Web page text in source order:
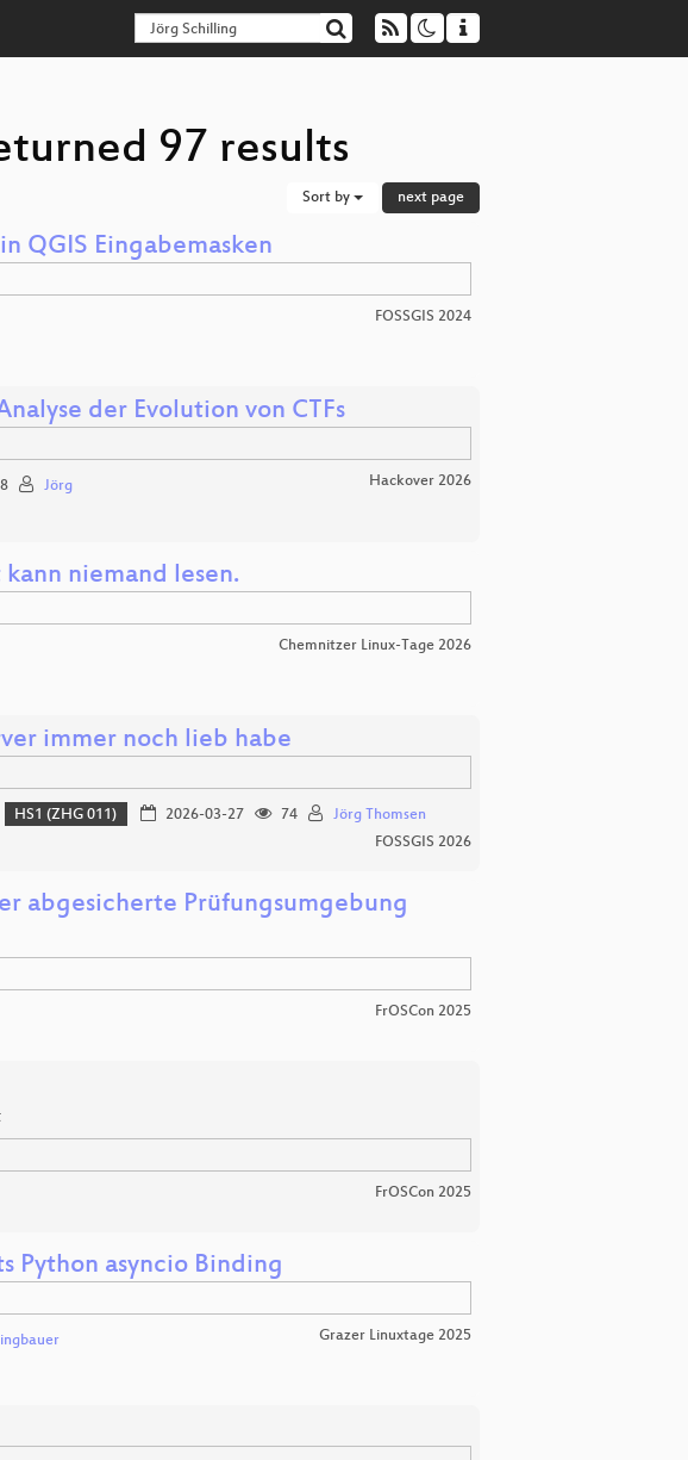
97 results
Sort by next page
QGIS Eingabemasken
FOSSGIS 2024
der Evolution von CTFs
Jörg Hackover 2026
niemand lesen.
Chemnitzer Linux-Tage 2026
immer noch lieb habe
HS1 (ZHG 011) 2026-03-27 74
Jörg Thomsen
FOSSGIS 2026
abgesicherte Prüfungsumgebung
FrOSCon 2025
FrOSCon 2025
Python asyncio Binding
Grazer Linuxtage 2025